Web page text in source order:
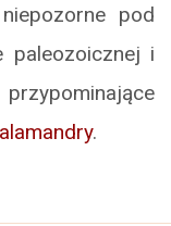
pod
paleozoicznej i
.